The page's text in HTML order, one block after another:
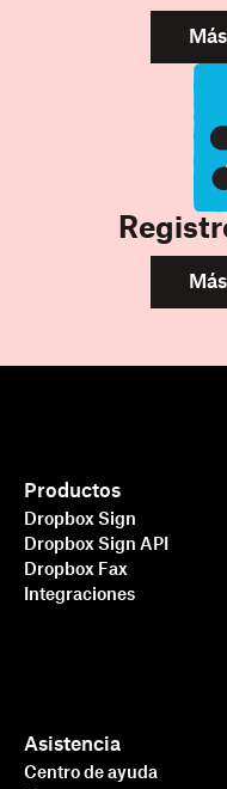
Productos
Dropbox Sign
Dropbox Sign API
Dropbox Fax
Integraciones
Asistencia
Centro de ayuda